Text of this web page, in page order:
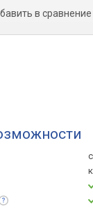
в сравнение